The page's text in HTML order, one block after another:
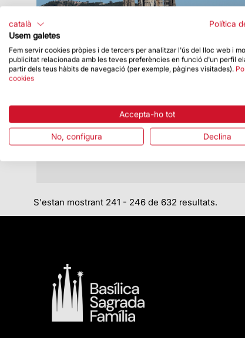
Data de publicació 30/05/
Un element imprescindible per a la
finalització de la torre de Jesucrist
S'estan mostrant 241 - 246 de 632 resultats.
català
Política
Usem galetes
Fem servir cookies pròpies i de tercers per analitzar l'ús del lloc web i
publicitat relacionada amb les teves preferències en funció d'un perfil
partir dels teus hàbits de navegació (per exemple, pàgines visitades).
cookies
Accepta-ho tot
No, configura Declina